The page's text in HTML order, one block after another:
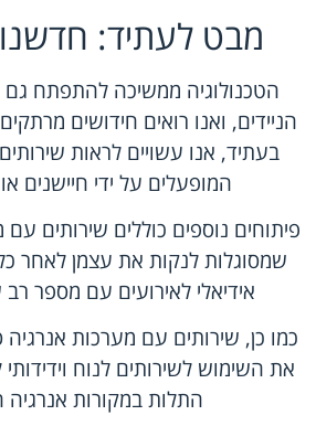
מבט לעתיד:
הטכנולוגיה ממשיכה להתפתח
הניידים, ואנו רואים חידושים
בעתיד, אנו עשויים לראות שירותים
המופעלים על ידי חיישנים
פיתוחים נוספים כוללים שירותים
שמסוגלות לנקות את עצמן לאחר
אידיאלי לאירועים עם מספר
כמו כן, שירותים עם מערכות אנרגיה
את השימוש לשירותים לנוח
התלות במקורות אנרגיה